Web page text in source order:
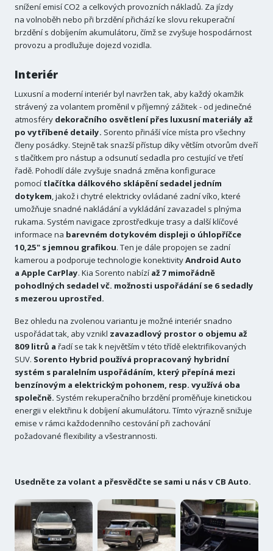
snížení emisí CO2 a celkových provozních nákladů. Za jízdy
na volnoběh nebo při brzdění přichází ke slovu rekuperační
brzdění s dobíjením akumulátoru, čímž se zvyšuje hospodárnost
provozu a prodlužuje dojezd vozidla.
Interiér
Luxusní a moderní interiér byl navržen tak, aby každý okamžik
strávený za volantem proměnil v příjemný zážitek - od jedinečné
atmosféry dekoračního osvětlení přes luxusní materiály až
po vytříbené detaily. Sorento přináší více místa pro všechny
členy posádky. Stejně tak snazší přístup díky větším otvorům dveří
s tlačítkem pro nástup a odsunutí sedadla pro cestující ve třetí
řadě. Pohodlí dále zvyšuje snadná změna konfigurace
pomocí tlačítka dálkového sklápění sedadel jedním
dotykem, jakož i chytré elektricky ovládané zadní víko, které
umožňuje snadné nakládání a vykládání zavazadel s plnýma
rukama. Systém navigace zprostředkuje trasy a další klíčové
informace na barevném dotykovém displeji o úhlopříčce
10,25" s jemnou grafikou. Ten je dále propojen se zadní
kamerou a podporuje technologie konektivityAndroid Auto
a Apple CarPlay. Kia Sorento nabízí až 7 mimořádně
pohodlných sedadel vč. možnosti uspořádání se 6 sedadly
s mezerou uprostřed.
Bez ohledu na zvolenou variantu je možné interiér snadno
uspořádat tak, aby vznikl zavazadlový prostor o objemu až
809 litrů a řadí se tak k největším v této třídě elektrifikovaných
SUV. Sorento Hybrid používá propracovaný hybridní
systém s paralelním uspořádáním, který přepíná mezi
benzínovým a elektrickým pohonem, resp. využívá oba
společně. Systém rekuperačního brzdění proměňuje kinetickou
energii v elektřinu k dobíjení akumulátoru. Tímto výrazně snižuje
emise v rámci každodenního cestování při zachování
požadované flexibility a všestrannosti.
Usedněte za volant a přesvědčte se sami u nás v CB Auto.